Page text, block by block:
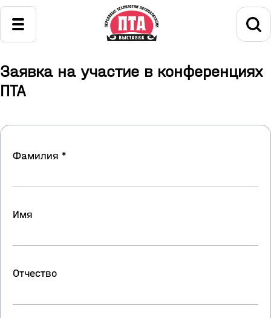
Заявка на участие в конференциях
ПТА
Фамилия *
Имя
Отчество